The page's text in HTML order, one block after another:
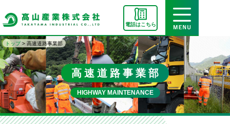
電話はこちら
トップ>高速道路事業部
高速道路事業部
HIGHWAY MAINTENANCE